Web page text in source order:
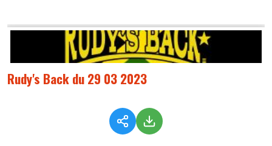
Rudy's Back du 29 03 2023